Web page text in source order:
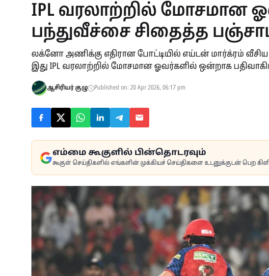
IPL வரலாற்றில் மோசமான
பந்துவீச்சை சிதைத்த
லக்னோ அணிக்கு எதிரான போட்டியில் எய்டன் மார்க்ரம் வீசிய
இது IPL வரலாற்றில் மோசமான ஓவர்களில் ஒன்றாக
ஆசிரியர் குழு Published on: 20 Apr 2026, 06:17 pm
எம்மை கூகுளில் பின்தொடரவும்
கூகுள் செய்திகளில் எங்களின் முக்கியச் செய்திகளை உடனுக்குடன் பெற